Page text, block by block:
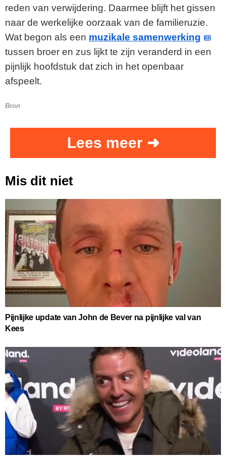
reden van verwijdering. Daarmee blijft het gissen
naar de werkelijke oorzaak van de familieruzie.
Wat begon als een muzikale samenwerking
tussen broer en zus lijkt te zijn veranderd in een
pijnlijk hoofdstuk dat zich in het openbaar
afspeelt.
Bron
Lees meer ➜
Mis dit niet
Pijnlijke update van John de Bever na pijnlijke val van
Kees